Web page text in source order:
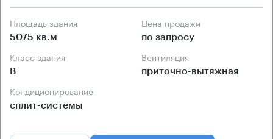
Площадь здания
5075 кв.м
Цена продажи
по запросу
Класс здания
B
Вентиляция
приточно-вытяжная
Кондиционирование
сплит-системы